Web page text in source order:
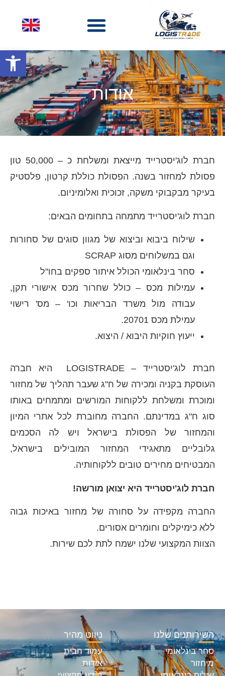
פתח
אודות
חברת לוג'יסטרייד מייצאת ומשלחת כ – 50,000 טון
פסולת למחזור בשנה. הפסולת כוללת קרטון, פלסטיק
בעיקר מבקבוקי משקה, זכוכית ואלומיניום.
חברת לוג'יסטרייד מתמחה בתחומים הבאים:
שילוח ביבוא וביצוא של מגוון סוגים של סחורות
וגם במשלוחים מסוג SCRAP
סחר בינלאומי הכולל איתור ספקים בחו"ל
עמילות מכס – כולל שחרור מכס אישורי תקן,
עבודה מול משרד הבריאות וכו' – מס' רישוי
עמילת מכס 20701.
ייעוץ חוקיות היבוא / היצוא.
חברת לוג'יסטרייד – LOGISTRADE היא חברה
העוסקת בקניה ומכירה של ח"ג שעבר תהליך של מחזור
ומוכרת ומשלחת ללקוחות המורשים ומתמחים באותו
סוג ח"ג במדינתם. החברה מחוברת לכל אתרי המיון
והמחזור של הפסולת בישראל ויש לה הסכמים
גלובליים מתאגידי המחזור המובילים בישראל,
המבטיחים מחירים טובים ללקוחותיה.
חברת לוג'יסטרייד היא יצואן מורשה!
החברה מקפידה על סחורה של מחזור באיכות גבוה
ללא כימיקלים וחומרים אסורים.
הצוות המקצועי שלנו ישמח לתת לכם שירות.
ניווט מהיר
עמוד הבית
אודות
השירותנים שלנו
סחר בינלאומי
מיחזור